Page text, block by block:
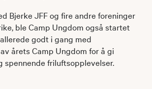
Bjerke JFF og fire andre foreninger
ble Camp Ungdom også startet
godt i gang med
årets Camp Ungdom for å gi
spennende friluftsopplevelser.